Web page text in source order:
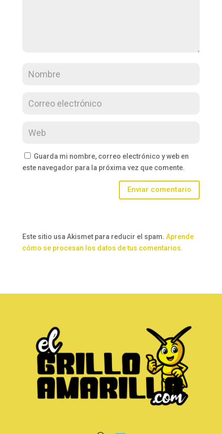
Guarda mi nombre, correo electrónico y web en
este navegador para la próxima vez que comente.
Enviar comentario
Este sitio usa Akismet para reducir el spam. Aprende
cómo se procesan los datos de tus comentarios.